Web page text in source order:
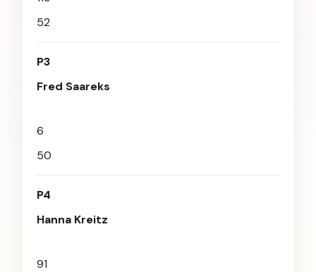
52
P3
Fred Saareks
6
50
P4
Hanna Kreitz
91